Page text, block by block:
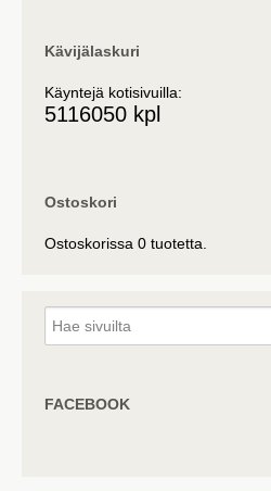
Kävijälaskuri
Käyntejä kotisivuilla:
5116050 kpl
Ostoskori
Ostoskorissa 0 tuotetta.
FACEBOOK